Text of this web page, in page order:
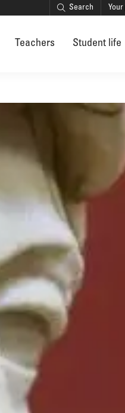
Search
Teachers Student life